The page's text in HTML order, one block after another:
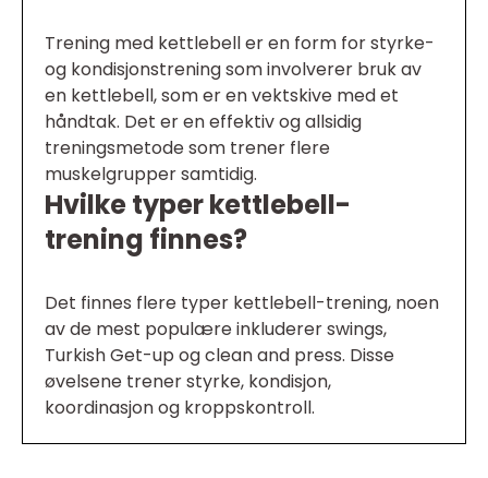
Trening med kettlebell er en form for styrke-
og kondisjonstrening som involverer bruk av
en kettlebell, som er en vektskive med et
håndtak. Det er en effektiv og allsidig
treningsmetode som trener flere
muskelgrupper samtidig.
Hvilke typer kettlebell-
trening finnes?
Det finnes flere typer kettlebell-trening, noen
av de mest populære inkluderer swings,
Turkish Get-up og clean and press. Disse
øvelsene trener styrke, kondisjon,
koordinasjon og kroppskontroll.